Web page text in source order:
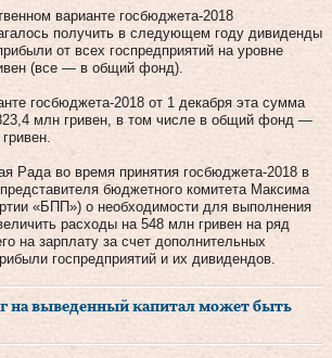
варианте госбюджета-2018
получить в следующем году дивиденды
от всех госпредприятий на уровне
(все — в общий фонд).
госбюджета-2018 от 1 декабря эта сумма
млн гривен, в том числе в общий фонд —
Рада во время принятия госбюджета-2018 в
бюджетного комитета Максима
«БПП») о необходимости для выполнения
расходы на 548 млн гривен на ряд
на зарплату за счет дополнительных
госпредприятий и их дивидендов.
на выведенный капитал может быть